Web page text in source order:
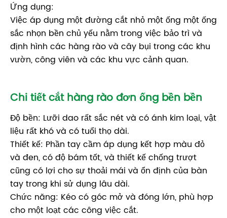
Ứng dụng:
Việc áp dụng một đường cắt nhỏ một ống một ống
sắc nhọn bền chủ yếu nằm trong việc bảo trì và
định hình các hàng rào và cây bụi trong các khu
vườn, công viên và các khu vực cảnh quan.
Chi tiết cắt hàng rào đơn ống bền bền
Độ bền: Lưỡi dao rất sắc nét và có ánh kim loại, vật
liệu rất khó và có tuổi thọ dài.
Thiết kế: Phần tay cầm áp dụng kết hợp màu đỏ
và đen, có độ bám tốt, và thiết kế chống trượt
cũng có lợi cho sự thoải mái và ổn định của bàn
tay trong khi sử dụng lâu dài.
Chức năng: Kéo có góc mở và đóng lớn, phù hợp
cho một loạt các công việc cắt.